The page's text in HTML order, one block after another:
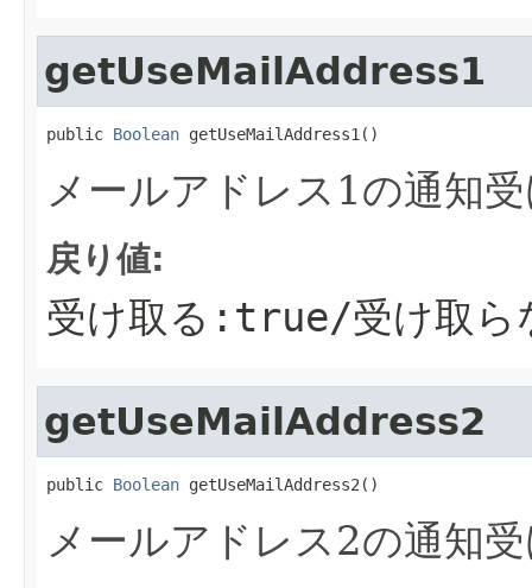
getUseMailAddress1
public Boolean getUseMailAddress1()
メールアドレス1の通知
戻り値:
受け取る:true/受け取
getUseMailAddress2
public Boolean getUseMailAddress2()
メールアドレス2の通知